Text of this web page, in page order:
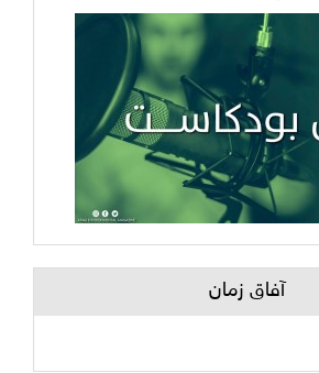
آفاق زمان